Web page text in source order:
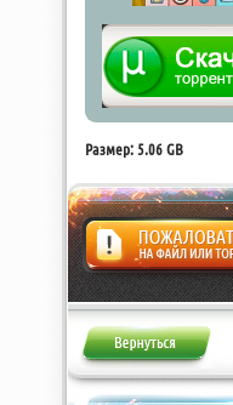
Размер: 5.06 GB
Жалоба